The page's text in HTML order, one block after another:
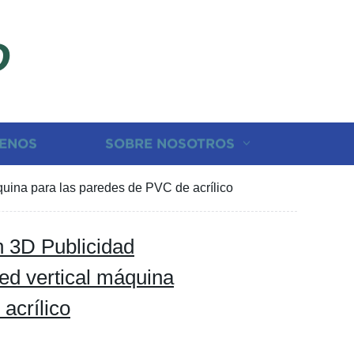
SOBRE NOSOTROS
para las paredes de PVC de acrílico
3D Publicidad
vertical máquina
acrílico